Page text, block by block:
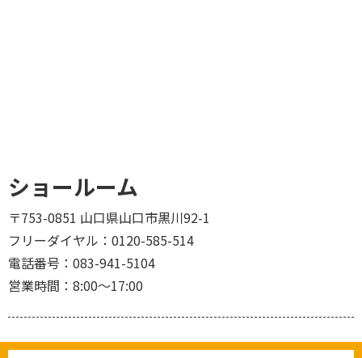
ショールーム
〒753-0851 山口県山口市黒川92-1
フリーダイヤル： 0120-585-514
電話番号： 083-941-5104
営業時間： 8:00〜17:00